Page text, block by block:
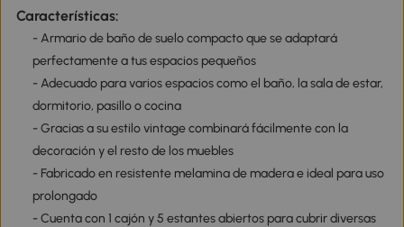
Características:
- Armario de baño de suelo compacto que se adaptará
perfectamente a tus espacios pequeños
- Adecuado para varios espacios como el baño, la sala de estar,
dormitorio, pasillo o cocina
- Gracias a su estilo vintage combinará fácilmente con la
decoración y el resto de los muebles
- Fabricado en resistente melamina de madera e ideal para uso
prolongado
- Cuenta con 1 cajón y 5 estantes abiertos para cubrir diversas